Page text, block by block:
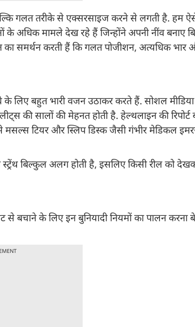
गलत तरीके से एक्सरसाइज करने से लगती है. हम
अधिक मामले देख रहे हैं जिन्होंने अपनी नींव बनाए
का समर्थन करती हैं कि गलत पोजीशन, अत्यधिक भार
के लिए बहुत भारी वजन उठाकर करते हैं. सोशल
सालों की मेहनत होती है. हेल्थलाइन की रिपोर्ट
मसल्स टियर और स्लिप डिस्क जैसी गंभीर मेडिकल
बिल्कुल अलग होती है, इसलिए किसी रील को
बचाने के लिए इन बुनियादी नियमों का पालन करना